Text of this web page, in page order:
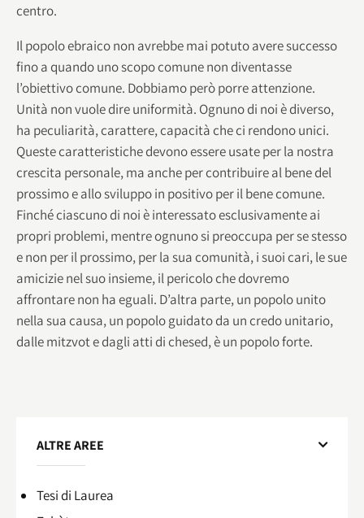
centro.
Il popolo ebraico non avrebbe mai potuto avere successo
fino a quando uno scopo comune non diventasse
l’obiettivo comune. Dobbiamo però porre attenzione.
Unità non vuole dire uniformità. Ognuno di noi è diverso,
ha peculiarità, carattere, capacità che ci rendono unici.
Queste caratteristiche devono essere usate per la nostra
crescita personale, ma anche per contribuire al bene del
prossimo e allo sviluppo in positivo per il bene comune.
Finché ciascuno di noi è interessato esclusivamente ai
propri problemi, mentre ognuno si preoccupa per se stesso
e non per il prossimo, per la sua comunità, i suoi cari, le sue
amicizie nel suo insieme, il pericolo che dovremo
affrontare non ha eguali. D’altra parte, un popolo unito
nella sua causa, un popolo guidato da un credo unitario,
dalle mitzvot e dagli atti di chesed, è un popolo forte.
ALTRE AREE
Tesi di Laurea